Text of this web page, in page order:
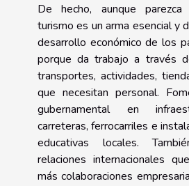
De hecho, aunque parezca
turismo es un arma esencial y
desarrollo económico de los
porque da trabajo a través
transportes, actividades,
que necesitan personal.
gubernamental en
carreteras, ferrocarriles e
educativas locales.
relaciones internacionales
más colaboraciones